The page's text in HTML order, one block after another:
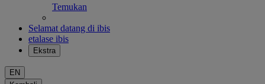
Temukan
Selamat datang di ibis
etalase ibis
Ekstra
EN